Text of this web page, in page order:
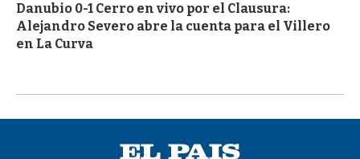
Danubio 0-1 Cerro en vivo por el Clausura:
Alejandro Severo abre la cuenta para el Villero
en La Curva